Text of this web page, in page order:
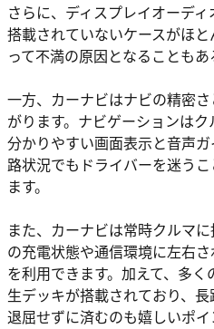
さらに、ディスプレイオーデ
搭載されていないケースがほ
って不満の原因となることもあ
一方、カーナビはナビの精密
がります。ナビゲーションはク
分かりやすい画面表示と音声
路状況でもドライバーを迷う
ます。
また、カーナビは常時クルマ
の充電状態や通信環境に左右
を利用できます。加えて、多
生デッキが搭載されており、
退屈せずに済むのも嬉しいポイ